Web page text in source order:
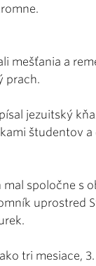
mešťania a
prach.
jezuitský
študentov
spoločne s
uprostred
tri mesiace,